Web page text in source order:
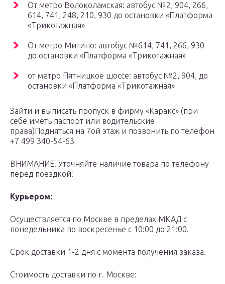
От метро Волоколамская: автобус №2, 904, 266,
614, 741, 248, 210, 930 до остановки «Платформа
«Трикотажная»
От метро Митино: автобус №614, 741, 266, 930
до остановки «Платформа «Трикотажная»
от метро Пятницкое шоссе: автобус №2, 904, до
остановки «Платформа «Трикотажная»
Зайти и выписать пропуск в фирму «Каракс» (при
себе иметь паспорт или водительские
права)Подняться на 7ой этаж и позвонить по телефон
+7 499 340-54-63
ВНИМАНИЕ! Уточняйте наличие товара по телефону
перед поездкой!
Курьером:
Осуществляется по Москве в пределах МКАД с
понедельника по воскресенье с 10:00 до 21:00.
Срок доставки 1-2 дня с момента получения заказа.
Стоимость доставки по г. Москве: